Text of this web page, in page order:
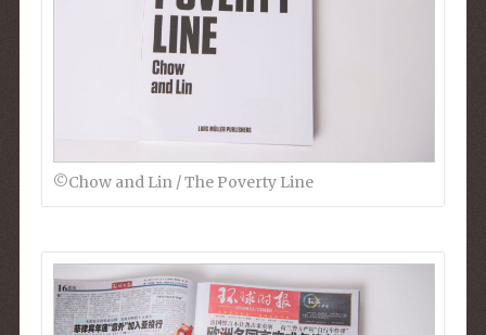
©︎Chow and Lin / The Poverty Line